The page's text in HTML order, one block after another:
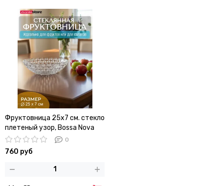
Фруктовница 25х7 см. стекло
плетеный узор, Bossa Nova
0
760 руб